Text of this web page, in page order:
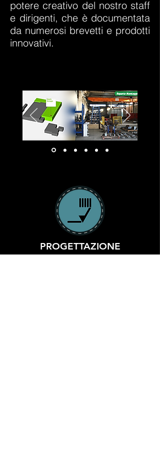
potere creativo del nostro staff
e dirigenti, che è documentata
da numerosi brevetti e prodotti
innovativi.
PROGETTAZIONE